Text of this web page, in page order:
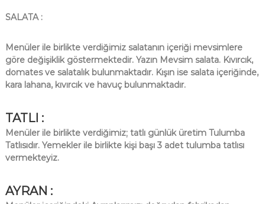
SALATA :
Menüler ile birlikte verdiğimiz salatanın içeriği mevsimlere
göre değişiklik göstermektedir. Yazın Mevsim salata. Kıvırcık,
domates ve salatalık bulunmaktadır. Kışın ise salata içeriğinde,
kara lahana, kıvırcık ve havuç bulunmaktadır.
TATLI :
Menüler ile birlikte verdiğimiz; tatlı günlük üretim Tulumba
Tatlısıdır. Yemekler ile birlikte kişi başı 3 adet tulumba tatlısı
vermekteyiz.
AYRAN :